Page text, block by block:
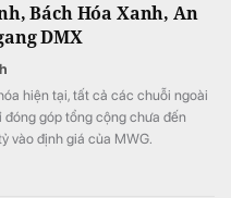
Bách Hóa Xanh, An
DMX
hiện tại, tất cả các chuỗi ngoài
đóng góp tổng cộng chưa đến
vào định giá của MWG.